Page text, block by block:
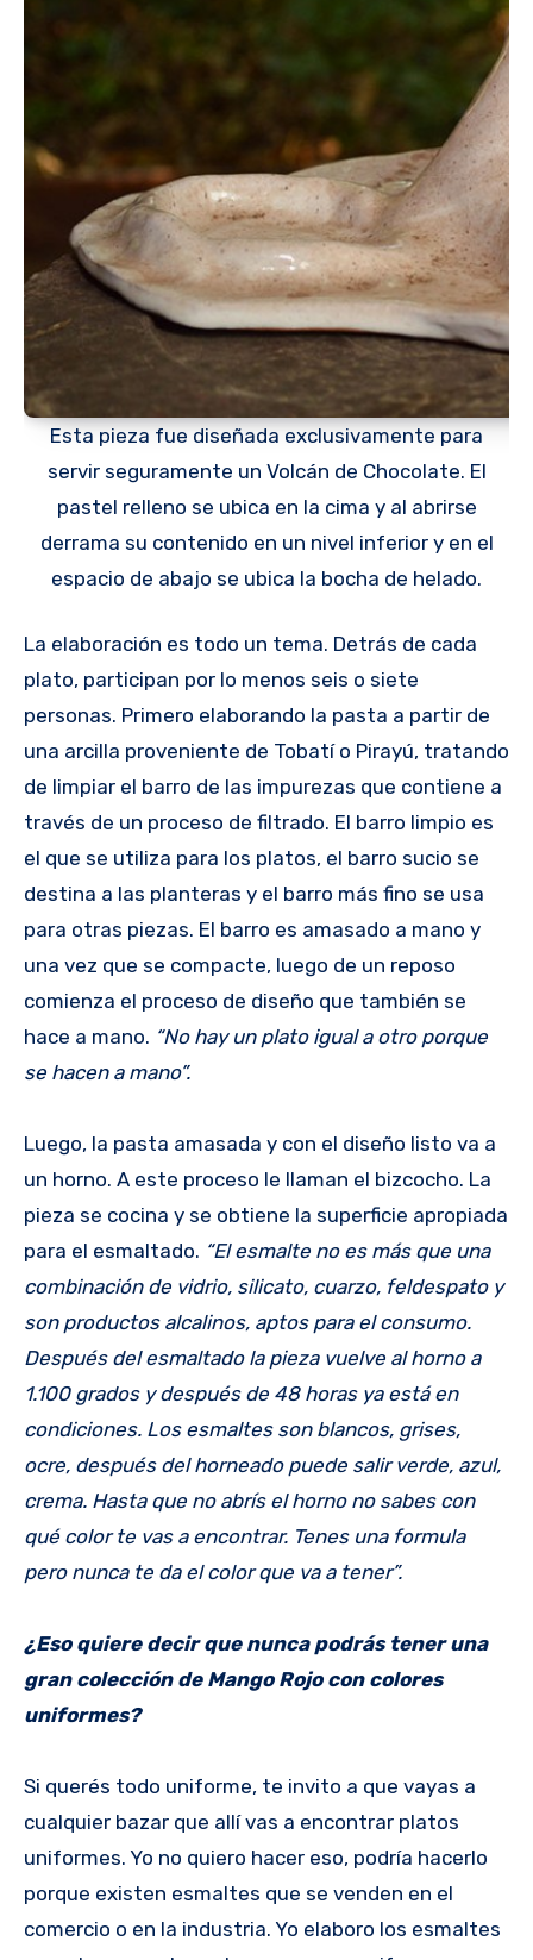
Esta pieza fue diseñada exclusivamente para
servir seguramente un Volcán de Chocolate. El
pastel relleno se ubica en la cima y al abrirse
derrama su contenido en un nivel inferior y en el
espacio de abajo se ubica la bocha de helado.
La elaboración es todo un tema. Detrás de cada
plato, participan por lo menos seis o siete
personas. Primero elaborando la pasta a partir de
una arcilla proveniente de Tobatí o Pirayú, tratando
de limpiar el barro de las impurezas que contiene a
través de un proceso de filtrado. El barro limpio es
el que se utiliza para los platos, el barro sucio se
destina a las planteras y el barro más fino se usa
para otras piezas. El barro es amasado a mano y
una vez que se compacte, luego de un reposo
comienza el proceso de diseño que también se
hace a mano. “No hay un plato igual a otro porque
se hacen a mano”.
Luego, la pasta amasada y con el diseño listo va a
un horno. A este proceso le llaman el bizcocho. La
pieza se cocina y se obtiene la superficie apropiada
para el esmaltado. “El esmalte no es más que una
combinación de vidrio, silicato, cuarzo, feldespato y
son productos alcalinos, aptos para el consumo.
Después del esmaltado la pieza vuelve al horno a
1.100 grados y después de 48 horas ya está en
condiciones. Los esmaltes son blancos, grises,
ocre, después del horneado puede salir verde, azul,
crema. Hasta que no abrís el horno no sabes con
qué color te vas a encontrar. Tenes una formula
pero nunca te da el color que va a tener”.
¿Eso quiere decir que nunca podrás tener una
gran colección de Mango Rojo con colores
uniformes?
Si querés todo uniforme, te invito a que vayas a
cualquier bazar que allí vas a encontrar platos
uniformes. Yo no quiero hacer eso, podría hacerlo
porque existen esmaltes que se venden en el
comercio o en la industria. Yo elaboro los esmaltes